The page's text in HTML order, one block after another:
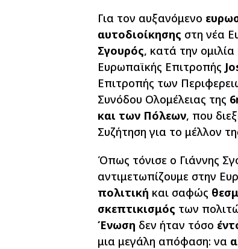
Για τον αυξανόμενο
αυτοδιοίκησης στη νέα
Σγουρός, κατά την
Ευρωπαϊκής Επιτροπής
Επιτροπής των
Συνόδου Ολομέλειας της
και των Πόλεων, που
Συζήτηση για το μέλλον
Όπως τόνισε ο Γιάννης
αντιμετωπίζουμε στην
πολιτική και σαφώς
σκεπτικισμός των
Ένωση δεν ήταν τόσο
μια μεγάλη απόφαση: να